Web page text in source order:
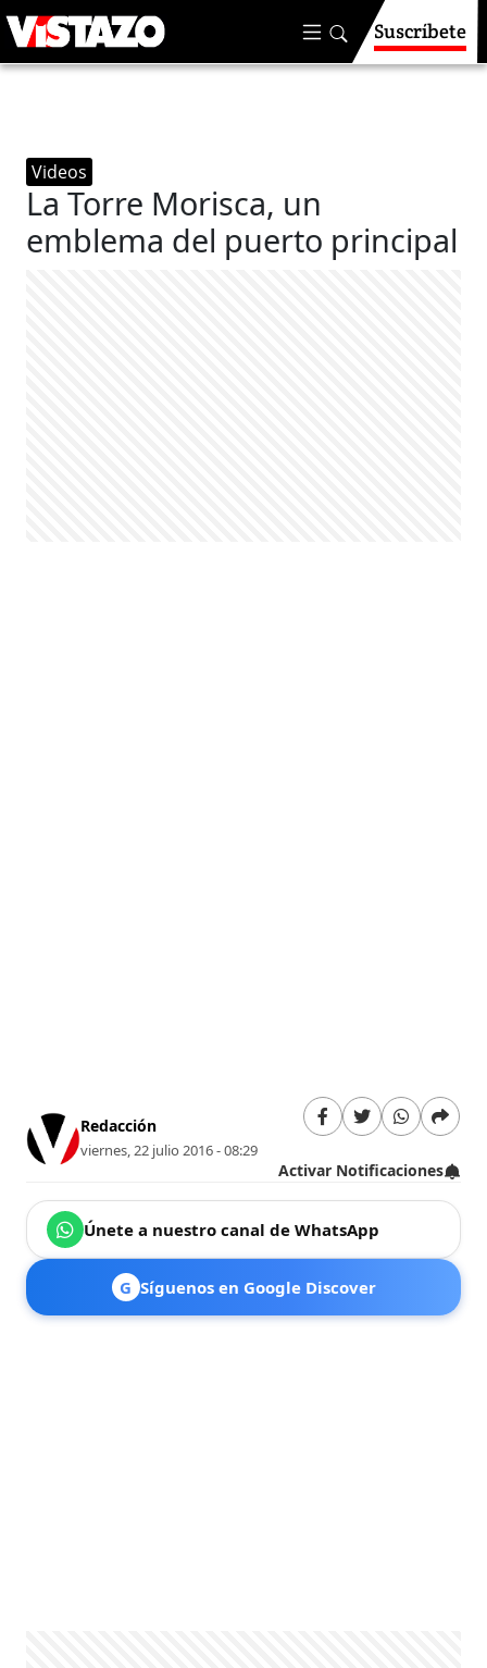
Suscríbete
Videos
La Torre Morisca, un
emblema del puerto principal
Redacción
viernes, 22 julio 2016 - 08:29
Activar Notificaciones
Únete a nuestro canal de WhatsApp
G Síguenos en Google Discover